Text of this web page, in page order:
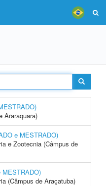
Araraquara)
e MESTRADO)
e Zootecnia (Câmpus de
MESTRADO)
(Câmpus de Araçatuba)